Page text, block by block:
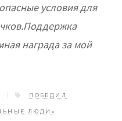
условия для
награда за мой
ПОБЕДИЛ
ЛЮДИ»